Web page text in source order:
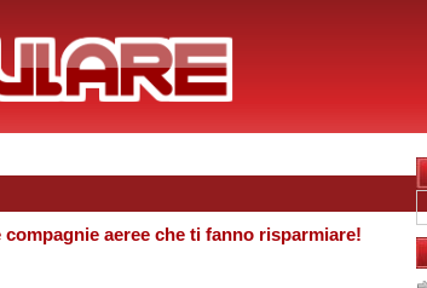
aeree che ti fanno risparmiare!